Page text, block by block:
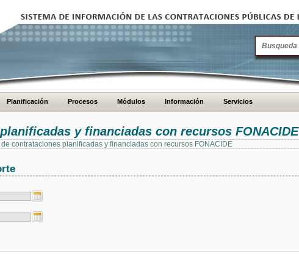
Planificación Procesos Módulos Información Servicios
y financiadas con recursos FONACIDE
contrataciones planificadas y financiadas con recursos FONACIDE